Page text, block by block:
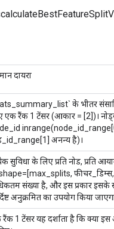
दायरा
के भीतर
एक रैंक 1 टेंसर (आकार = [2])। नोड्स
अनन्य है)।
सुविधा के लिए प्रति नोड, प्रति
संख्या है, और इस प्रकार इसके
अनुक्रमित का उपयोग किया
1 टेंसर यह दर्शाता है कि क्या